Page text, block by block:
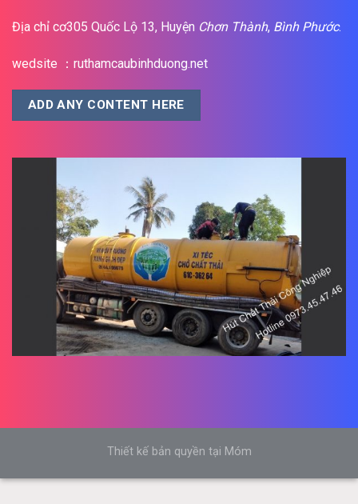
Địa chỉ cơ305 Quốc Lộ 13, Huyện Chơn Thành, Bình Phước.
wedsite ：ruthamcaubinhduong.net
ADD ANY CONTENT HERE
Thiết kế bản quyền tại Móm